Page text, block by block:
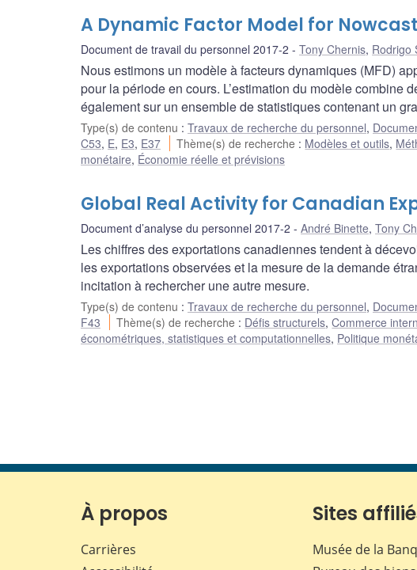
A Dynamic Factor Model for
Document de travail du personnel 2017-2 Tony Chernis, Rodrigo
Nous estimons un modèle à facteurs dynamiques (MFD)
pour la période en cours. L’estimation du modèle combine
également sur un ensemble de statistiques contenant un
Type(s) de contenu : Travaux de recherche du personnel,
C53, E, E3, E37 Thème(s) de recherche : Modèles et outils,
monétaire, Économie réelle et prévisions
Global Real Activity for Canadian
Document d’analyse du personnel 2017-2 André Binette, Tony
Les chiffres des exportations canadiennes tendent à
les exportations observées et la mesure de la demande
incitation à rechercher une autre mesure.
Type(s) de contenu : Travaux de recherche du personnel,
F43
Thème(s) de recherche : Défis structurels,Commerce
économétriques, statistiques et computationnelles, Politique
À propos
Carrières
Sites
Musée de la